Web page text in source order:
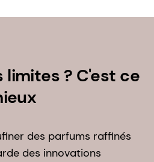
limites ? C'est ce
des parfums raffinés
des innovations